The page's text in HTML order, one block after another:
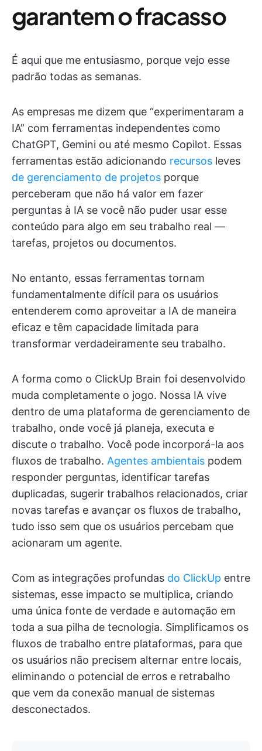
garantem o fracasso
É aqui que me entusiasmo, porque vejo esse
padrão todas as semanas.
As empresas me dizem que “experimentaram a
IA” com ferramentas independentes como
ChatGPT, Gemini ou até mesmo Copilot. Essas
ferramentas estão adicionando recursos leves
de gerenciamento de projetos porque
perceberam que não há valor em fazer
perguntas à IA se você não puder usar esse
conteúdo para algo em seu trabalho real —
tarefas, projetos ou documentos.
No entanto, essas ferramentas tornam
fundamentalmente difícil para os usuários
entenderem como aproveitar a IA de maneira
eficaz e têm capacidade limitada para
transformar verdadeiramente seu trabalho.
A forma como o ClickUp Brain foi desenvolvido
muda completamente o jogo. Nossa IA vive
dentro de uma plataforma de gerenciamento de
trabalho, onde você já planeja, executa e
discute o trabalho. Você pode incorporá-la aos
fluxos de trabalho. Agentes ambientais podem
responder perguntas, identificar tarefas
duplicadas, sugerir trabalhos relacionados, criar
novas tarefas e avançar os fluxos de trabalho,
tudo isso sem que os usuários percebam que
acionaram um agente.
Com as integrações profundas do ClickUp entre
sistemas, esse impacto se multiplica, criando
uma única fonte de verdade e automação em
toda a sua pilha de tecnologia. Simplificamos os
fluxos de trabalho entre plataformas, para que
os usuários não precisem alternar entre locais,
eliminando o potencial de erros e retrabalho
que vem da conexão manual de sistemas
desconectados.